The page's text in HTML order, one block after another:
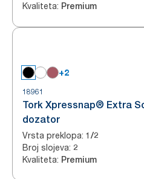
Kvaliteta: Premium
+2
18961
Tork Xpressnap® Extra
dozator
Vrsta preklopa: 1/2
Broj slojeva: 2
Kvaliteta: Premium